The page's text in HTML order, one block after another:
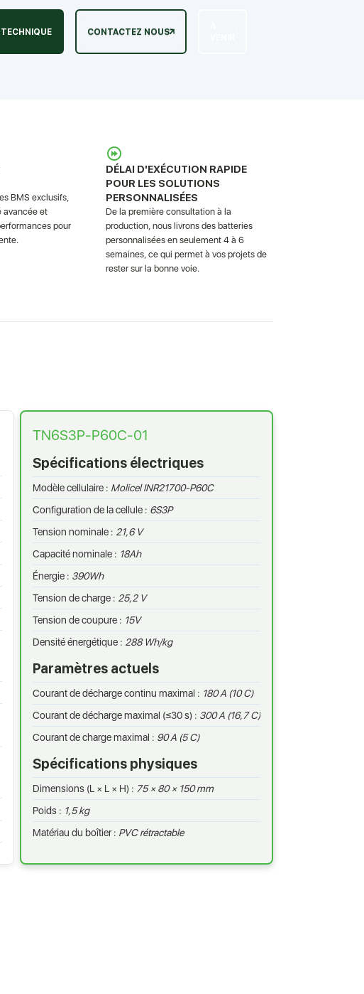
TECHNIQUE CONTACTEZ NOUS
BMS exclusifs,
avancée et
pour
DÉLAI D'EXÉCUTION RAPIDE
POUR LES SOLUTIONS
PERSONNALISÉES
De la première consultation à la
production, nous livrons des batteries
personnalisées en seulement 4 à 6
semaines, ce qui permet à vos projets de
rester sur la bonne voie.
TN6S3P-P60C-01
Spécifications électriques
Modèle cellulaire : Molicel INR21700-P60C
Configuration de la cellule : 6S3P
Tension nominale : 21,6 V
Capacité nominale : 18Ah
Énergie : 390Wh
Tension de charge : 25,2 V
Tension de coupure : 15V
Densité énergétique : 288 Wh/kg
Paramètres actuels
Courant de décharge continu maximal : 180 A (10 C)
Courant de décharge maximal (≤30 s) : 300 A (16,7 C)
Courant de charge maximal : 90 A (5 C)
Spécifications physiques
Dimensions (L × L × H) : 75 × 80 × 150 mm
Poids : 1,5 kg
Matériau du boîtier : PVC rétractable